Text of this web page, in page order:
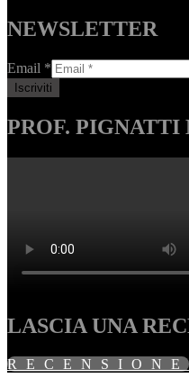
NEWSLETTER
Email *
PROF.
LASCIA UNA
RECENSIONE